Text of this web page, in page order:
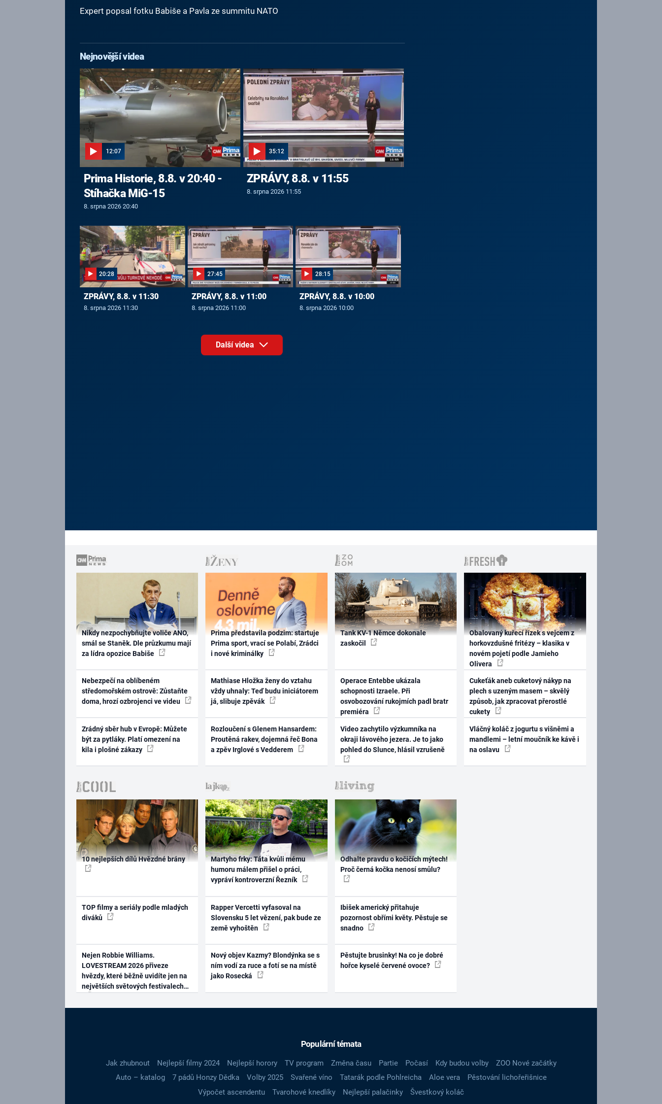
Expert popsal fotku Babiše a Pavla ze summitu NATO
Nejnovější videa
12:07
Prima Historie, 8.8. v 20:40 -
Stíhačka MiG-15
8. srpna 2026 20:40
35:12
ZPRÁVY, 8.8. v 11:55
8. srpna 2026 11:55
20:28
ZPRÁVY, 8.8. v 11:30
8. srpna 2026 11:30
27:45
ZPRÁVY, 8.8. v 11:00
8. srpna 2026 11:00
28:15
ZPRÁVY, 8.8. v 10:00
8. srpna 2026 10:00
Další videa
Nikdy nezpochybňujte voliče ANO,
smál se Staněk. Dle průzkumu mají
za lídra opozice Babiše
Nebezpečí na oblíbeném
středomořském ostrově: Zůstaňte
doma, hrozí ozbrojenci ve videu
Zrádný sběr hub v Evropě: Můžete
být za pytláky. Platí omezení na
kila i plošné zákazy
Prima představila podzim: startuje
Prima sport, vrací se Polabí, Zrádci
i nové kriminálky
Mathiase Hložka ženy do vztahu
vždy uhnaly: Teď budu iniciátorem
já, slibuje zpěvák
Rozloučení s Glenem Hansardem:
Proutěná rakev, dojemná řeč Bona
a zpěv Irglové s Vedderem
Tank KV-1 Němce dokonale
zaskočil
Operace Entebbe ukázala
schopnosti Izraele. Při
osvobozování rukojmích padl bratr
premiéra
Video zachytilo výzkumníka na
okraji lávového jezera. Je to jako
pohled do Slunce, hlásil vzrušeně
Obalovaný kuřecí řízek s vejcem z
horkovzdušné fritézy – klasika v
novém pojetí podle Jamieho
Olivera
Cukeťák aneb cuketový nákyp na
plech s uzeným masem – skvělý
způsob, jak zpracovat přerostlé
cukety
Vláčný koláč z jogurtu s višněmi a
mandlemi – letní moučník ke kávě i
na oslavu
10 nejlepších dílů Hvězdné brány
TOP filmy a seriály podle mladých
diváků
Nejen Robbie Williams.
LOVESTREAM 2026 přiveze
hvězdy, které běžně uvidíte jen na
největších světových festivalech
Martyho frky: Táta kvůli mému
humoru málem přišel o práci,
vypráví kontroverzní Řezník
Rapper Vercetti vyfasoval na
Slovensku 5 let vězení, pak bude ze
země vyhoštěn
Nový objev Kazmy? Blondýnka se s
ním vodí za ruce a fotí se na místě
jako Rosecká
Odhalte pravdu o kočičích mýtech!
Proč černá kočka nenosí smůlu?
Ibišek americký přitahuje
pozornost obřími květy. Pěstuje se
snadno
Pěstujte brusinky! Na co je dobré
hořce kyselé červené ovoce?
Populární témata
Jak zhubnout Nejlepší filmy 2024 Nejlepší horory TV program Změna času Partie Počasí Kdy budou volby
ZOO Nové začátky
Auto – katalog
7 pádů Honzy Dědka Volby 2025 Svařené víno Tatarák podle Pohlreicha Aloe vera
Pěstování lichořeřišnice
Výpočet ascendentu
Tvarohové knedlíky Nejlepší palačinky Švestkový koláč